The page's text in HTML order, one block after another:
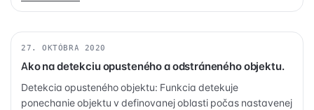
BEZPEČNOSŤ
27. OKTÓBRA 2020
Ako na detekciu opusteného a odstráneného objektu.
Detekcia opusteného objektu: Funkcia detekuje
ponechanie objektu v definovanej oblasti počas nastavenej